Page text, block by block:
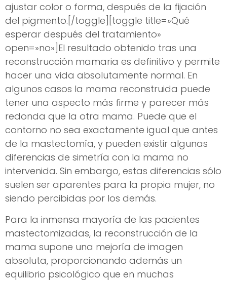
ajustar color o forma, después de la fijación
del pigmento.[/toggle][toggle title=»Qué
esperar después del tratamiento»
open=»no»]El resultado obtenido tras una
reconstrucción mamaria es definitivo y permite
hacer una vida absolutamente normal. En
algunos casos la mama reconstruida puede
tener una aspecto más firme y parecer más
redonda que la otra mama. Puede que el
contorno no sea exactamente igual que antes
de la mastectomía, y pueden existir algunas
diferencias de simetría con la mama no
intervenida. Sin embargo, estas diferencias sólo
suelen ser aparentes para la propia mujer, no
siendo percibidas por los demás.
Para la inmensa mayoría de las pacientes
mastectomizadas, la reconstrucción de la
mama supone una mejoría de imagen
absoluta, proporcionando además un
equilibrio psicológico que en muchas